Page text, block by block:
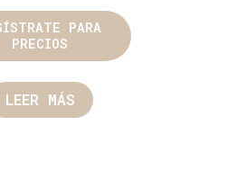
PARA
PRECIOS
LEER MÁS